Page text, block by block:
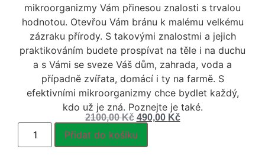
mikroorganizmy Vám přinesou znalosti s trvalou
hodnotou. Otevřou Vám bránu k malému velkému
zázraku přírody. S takovými znalostmi a jejich
praktikováním budete prospívat na těle i na duchu
a s Vámi se sveze Váš dům, zahrada, voda a
případně zvířata, domácí i ty na farmě. S
efektivními mikroorganizmy chce bydlet každý,
kdo už je zná. Poznejte je také.
2100,00Kč 490,00 Kč
Přidat do košíku